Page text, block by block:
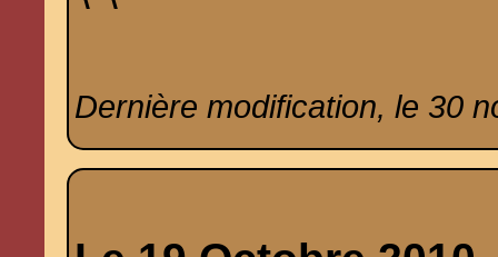
Dernière modification, le 30